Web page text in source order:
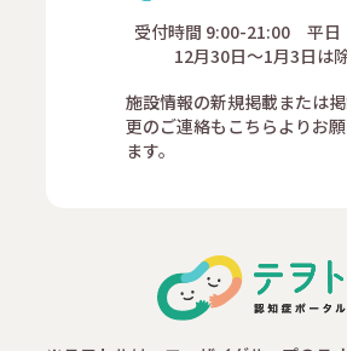
受付時間 9:00-21:00 平日
12月30日～1月3日は
施設情報の新規掲載または
更のご連絡もこちらよりお
ます。